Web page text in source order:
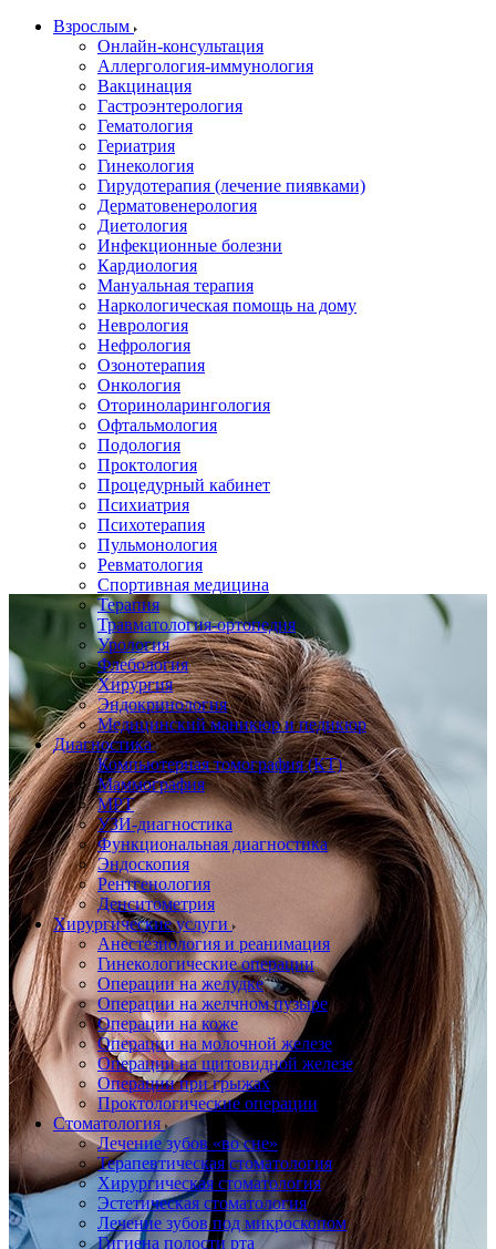
Взрослым
Онлайн-консультация
Аллергология-иммунология
Вакцинация
Гастроэнтерология
Гематология
Гериатрия
Гинекология
Гирудотерапия (лечение пиявками)
Дерматовенерология
Диетология
Инфекционные болезни
Кардиология
Мануальная терапия
Наркологическая помощь на дому
Неврология
Нефрология
Озонотерапия
Онкология
Оториноларингология
Офтальмология
Подология
Проктология
Процедурный кабинет
Психиатрия
Психотерапия
Пульмонология
Ревматология
Спортивная медицина
Терапия
Травматология-ортопедия
Урология
Флебология
Хирургия
Эндокринология
Медицинский маникюр и педикюр
Диагностика
Компьютерная томография (КТ)
Маммография
МРТ
УЗИ-диагностика
Функциональная диагностика
Эндоскопия
Рентгенология
Денситометрия
Хирургические услуги
Анестезиология и реанимация
Гинекологические операции
Операции на желудке
Операции на желчном пузыре
Операции на коже
Операции на молочной железе
Операции на щитовидной железе
Операции при грыжах
Проктологические операции
Стоматология
Лечение зубов «во сне»
Терапевтическая стоматология
Хирургическая стоматология
Эстетическая стоматология
Лечение зубов под микроскопом
Гигиена полости рта